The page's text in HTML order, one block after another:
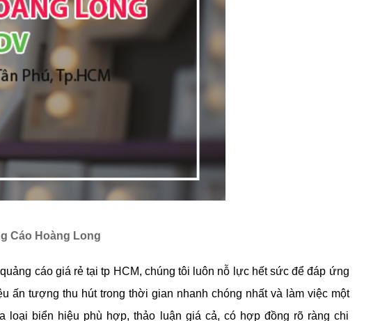
Cáo Hoàng Long
cáo giá rẻ tại tp HCM, chúng tôi luôn nỗ lực hết sức để đáp ứng
ấn tượng thu hút trongthời gian nhanh chóng nhất và l àm việc một
loại biển hiệu phù hợp, thảo luận giá cả, có hợp đồng rõ ràng chi